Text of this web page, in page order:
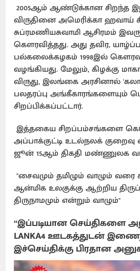
2005ஆம் ஆண்டுக்கான சிறந்த
விருதினை அமெரிக்கா ஹவாய்
சுப்ரமணியசுவாமி ஆசிரமம்
கெளரவித்தது. அது தவிர,
பல்கலைக்கழகம் 1998இல் கௌரவ
வழங்கியது. மேலும், கிழக்கு
விருது, இலங்கை அரசினால்
பலதரப்பு அங்கீகாரங்களையும்
சிறப்பிக்கப்பட்டார்.
இத்தகைய சிறப்பம்சங்களை
அப்பாக்குட்டி உடல்நலக் குறைவு
ஜூன் 15ஆம் திகதி மண்ணுலக
"சைவமும் தமிழும் வாழும் வரை
ஆன்மிக உலகுக்கு ஆற்றிய
திருநாமமும் என்றும் வாழும்"
“இப்படியான செய்திகளை
LANKA4 ஊடகத்துடன்
இச்செய்திக்கு பிரதான